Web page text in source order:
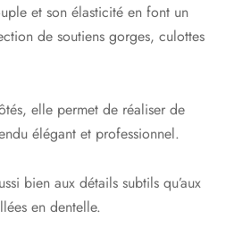
et son élasticité en font un
de soutiens gorges, culottes
elle permet de réaliser de
élégant et professionnel.
bien aux détails subtils qu’aux
en dentelle.